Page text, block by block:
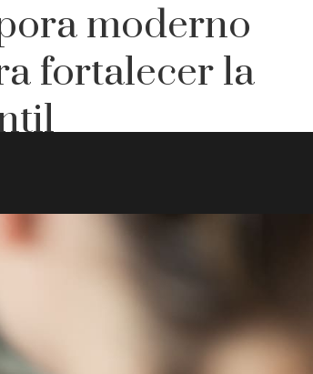
moderno
fortalecer la